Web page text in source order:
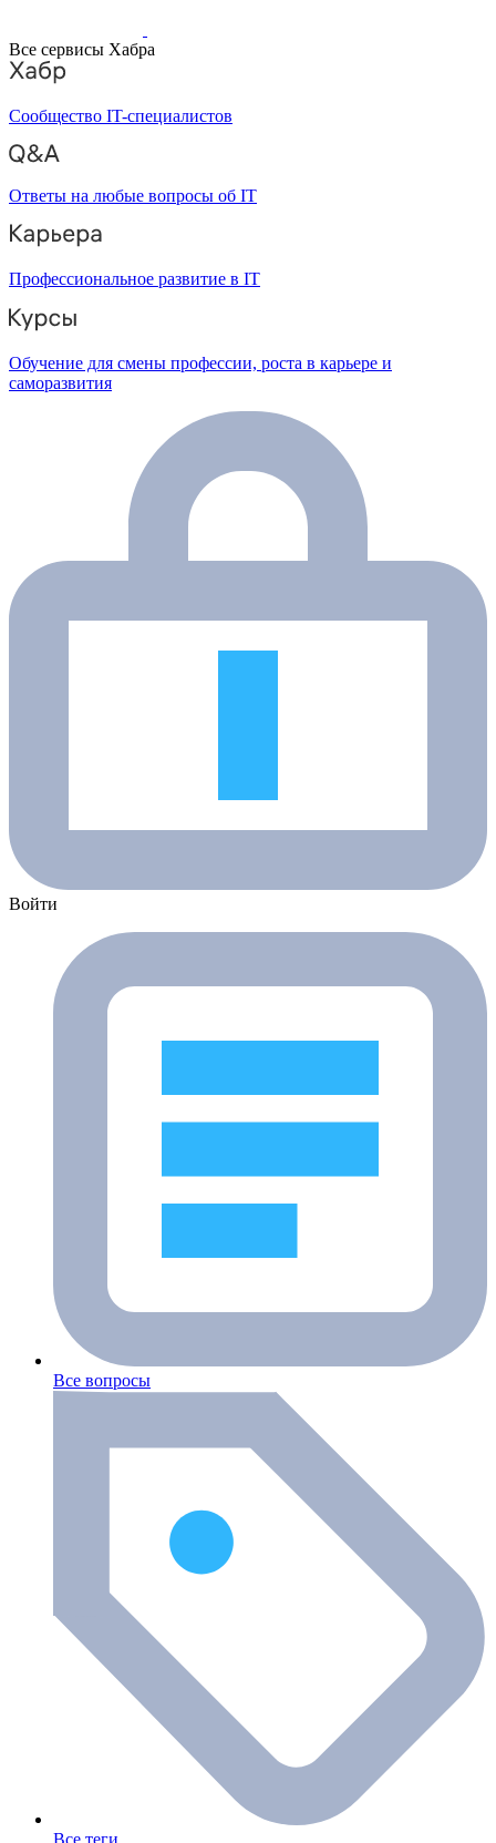
Все сервисы Хабра
Сообщество IT-специалистов
Ответы на любые вопросы об IT
Профессиональное развитие в IT
Обучение для смены профессии, роста в карьере и
саморазвития
Войти
Все вопросы
Все теги